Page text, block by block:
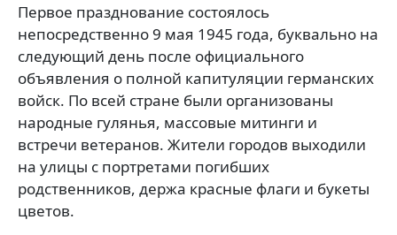
Первое празднование состоялось
непосредственно 9 мая 1945 года, буквально на
следующий день после официального
объявления о полной капитуляции германских
войск. По всей стране были организованы
народные гулянья, массовые митинги и
встречи ветеранов. Жители городов выходили
на улицы с портретами погибших
родственников, держа красные флаги и букеты
цветов.